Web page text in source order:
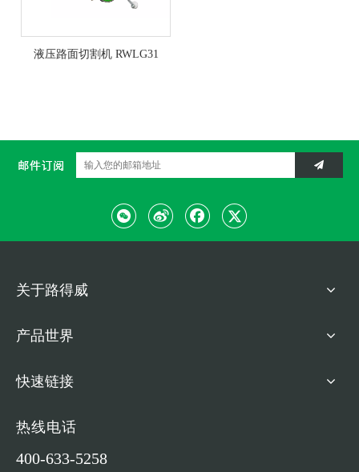
液压路面切割机 RWLG31
关于路得威
产品世界
快速链接
热线电话
400-633-5258